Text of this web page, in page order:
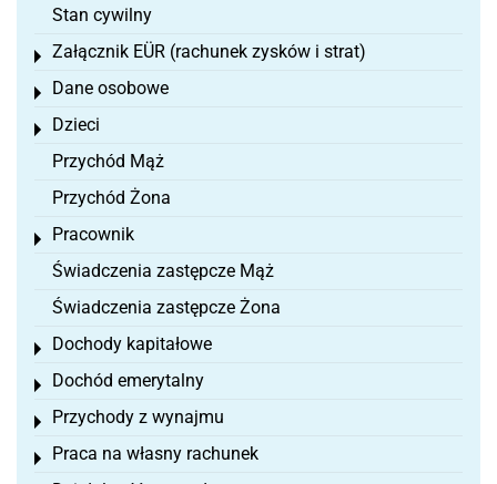
Stan cywilny
Załącznik EÜR (rachunek zysków i strat)
Toggle menu
Dane osobowe
Toggle menu
Dzieci
Toggle menu
Przychód Mąż
Przychód Żona
Pracownik
Toggle menu
Świadczenia zastępcze Mąż
Świadczenia zastępcze Żona
Dochody kapitałowe
Toggle menu
Dochód emerytalny
Toggle menu
Przychody z wynajmu
Toggle menu
Praca na własny rachunek
Toggle menu